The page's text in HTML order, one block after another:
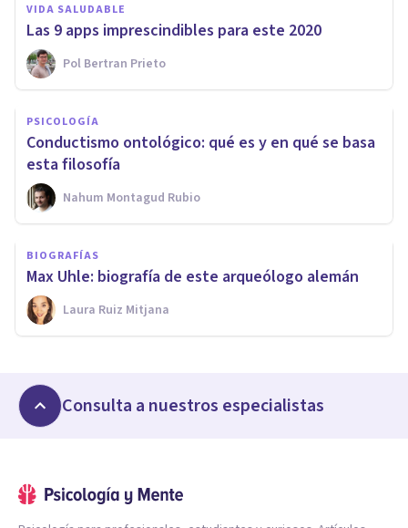
VIDA SALUDABLE
Las 9 apps imprescindibles para este 2020
Pol Bertran Prieto
PSICOLOGÍA
Conductismo ontológico: qué es y en qué se basa
esta filosofía
Nahum Montagud Rubio
BIOGRAFÍAS
Max Uhle: biografía de este arqueólogo alemán
Laura Ruiz Mitjana
Consulta a nuestros especialistas